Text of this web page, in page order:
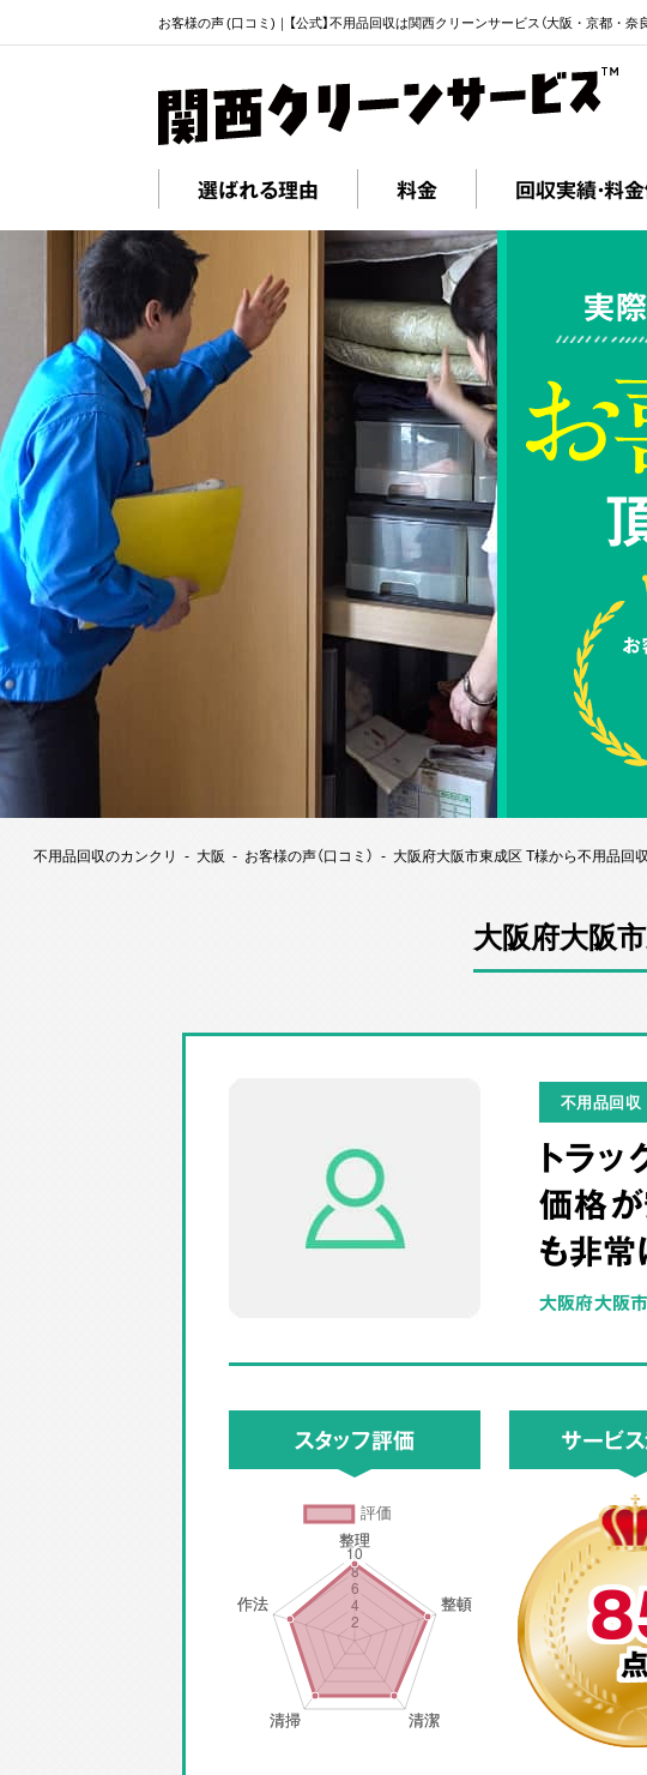
お客様の声 (口コミ)｜【公式】不用品回収は関西クリーンサービス（大阪・京都・奈
選ばれる理由 料金 回収実績・料
実
不用品回収のカンクリ 大阪 お客様の声（口コミ） 大阪府大阪市東成区 T様から不用品回
大阪府大阪
不用品回収
トラ
価格
も非常
大阪府大阪
スタッフ評価 サービ